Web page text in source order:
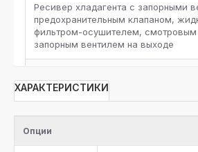
Ресивер хладагента с запорными
предохранительным клапаном,
фильтром-осушителем, смотровым
запорным вентилем на выходе
Комплект документации
Два предохранительных клапана с
вентилем на ресивере хладагента
ХАРАКТЕРИСТИКИ
Опции